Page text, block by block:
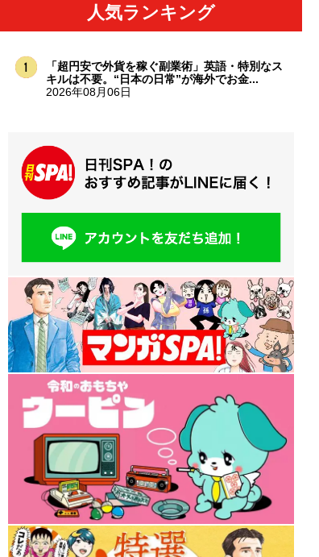
人気ランキング
「超円安で外貨を稼ぐ副業術」英語・特別なス
キルは不要。“日本の日常”が海外でお金...
2026年08月06日